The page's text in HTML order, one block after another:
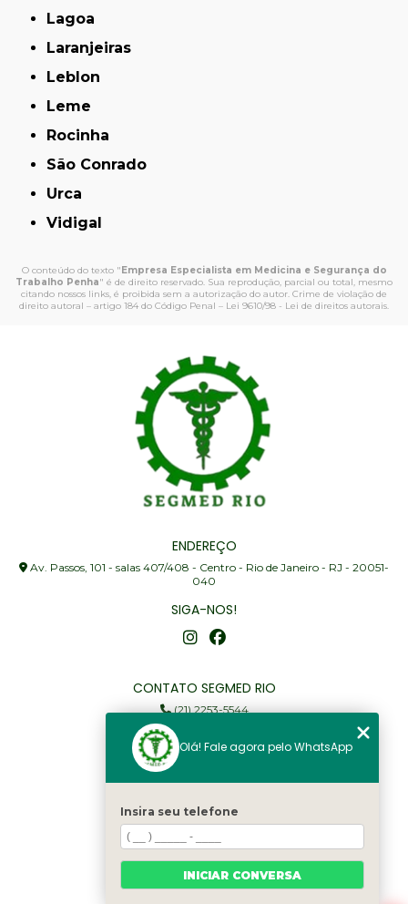
Lagoa
Laranjeiras
Leblon
Leme
Rocinha
São Conrado
Urca
Vidigal
O conteúdo do texto " Empresa Especialista em Medicina e Segurança do
Trabalho Penha" é de direito reservado. Sua reprodução, parcial ou total, mesmo
citando nossos links, é proibida sem a autorização do autor. Crime de violação de
direito autoral – artigo 184 do Código Penal – Lei 9610/98 - Lei de direitos autorais.
ENDEREÇO
Av. Passos, 101 - salas 407/408 - Centro - Rio de Janeiro - RJ - 20051-
040
SIGA-NOS!
CONTATO SEGMED RIO
(21) 2253-5544
(21) 97905-3352
segmed@segmedrio.com.br
Home
Institucional
Serviços
Olá! Fale agora pelo WhatsApp
Insira seu telefone
INICIAR CONVERSA